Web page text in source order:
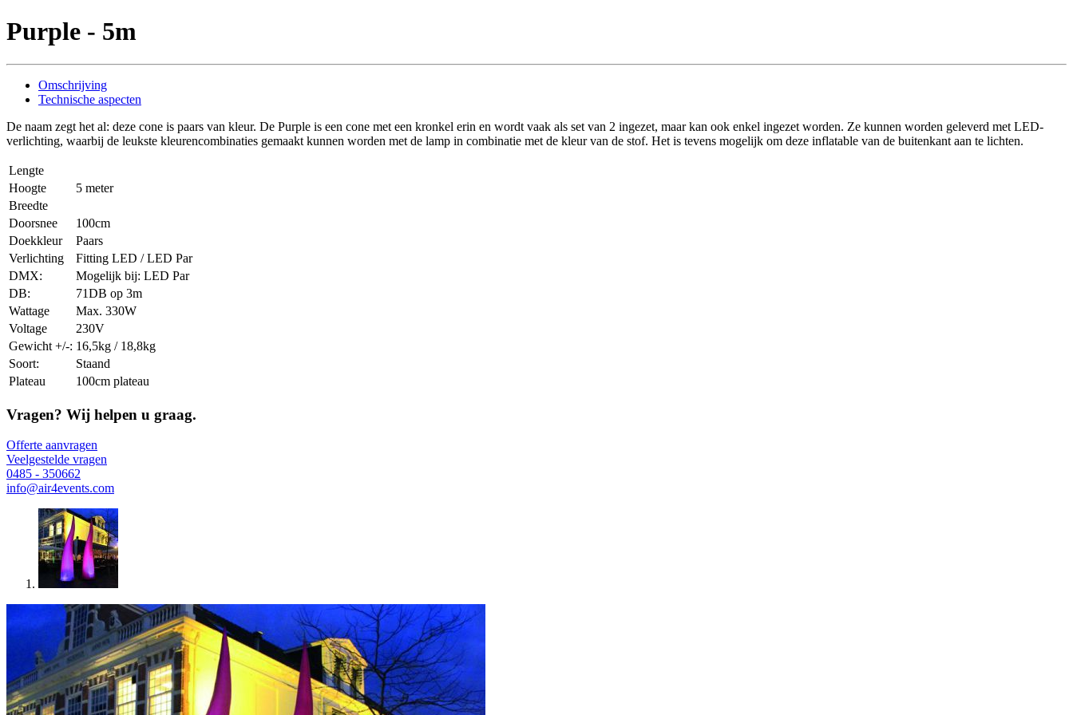
Purple - 5m
Omschrijving
Technische aspecten
De naam zegt het al: deze cone is paars van kleur. De Purple is een cone met een kronkel erin en wordt vaak als set van 2 ingezet, maar kan ook enkel ingezet worden. Ze kunnen worden geleverd met LED-
verlichting, waarbij de leukste kleurencombinaties gemaakt kunnen worden met de lamp in combinatie met de kleur van de stof. Het is tevens mogelijk om deze inflatable van de buitenkant aan te lichten.
Lengte
Hoogte
5 meter
Breedte
Doorsnee
100cm
Doekkleur
Paars
Verlichting
Fitting LED / LED Par
DMX:
Mogelijk bij: LED Par
DB:
71DB op 3m
Wattage
Max. 330W
Voltage
230V
Gewicht +/-: 16,5kg / 18,8kg
Soort:
Staand
Plateau
100cm plateau
Vragen? Wij helpen u graag.
Offerte aanvragen
Veelgestelde vragen
0485 - 350662
info@air4events.com